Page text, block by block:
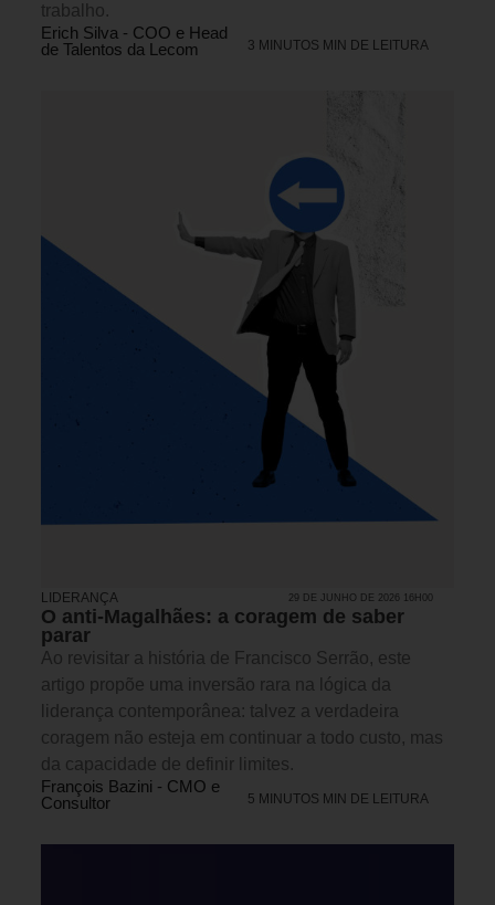
trabalho.
Erich Silva - COO e Head
de Talentos da Lecom
3 MINUTOS MIN DE LEITURA
LIDERANÇA 29 DE JUNHO DE 2026 16H00
O anti-Magalhães: a coragem de saber
parar
Ao revisitar a história de Francisco Serrão, este
artigo propõe uma inversão rara na lógica da
liderança contemporânea: talvez a verdadeira
coragem não esteja em continuar a todo custo, mas
da capacidade de definir limites.
François Bazini - CMO e
Consultor
5 MINUTOS MIN DE LEITURA